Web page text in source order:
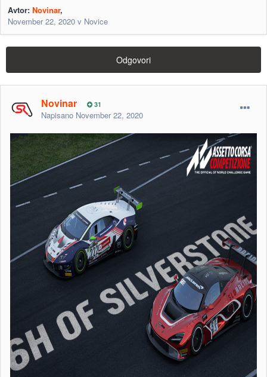
Avtor: Novinar,
November 22, 2020 v Novice
Odgovori
Novinar 31
Napisano November 22, 2020